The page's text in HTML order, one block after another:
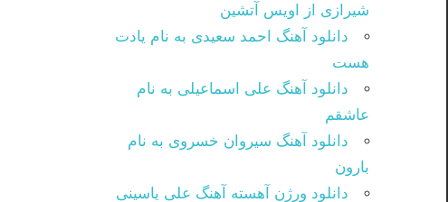
شیرازی از اویس آتشین
دانلود آهنگ احمد سعیدی به نام یادت
هست
دانلود آهنگ علی اسماعیلی به نام
عاشقم
دانلود آهنگ سیروان خسروی به نام
بارون
دانلود ورژن آهسته آهنگ علی یاسینی